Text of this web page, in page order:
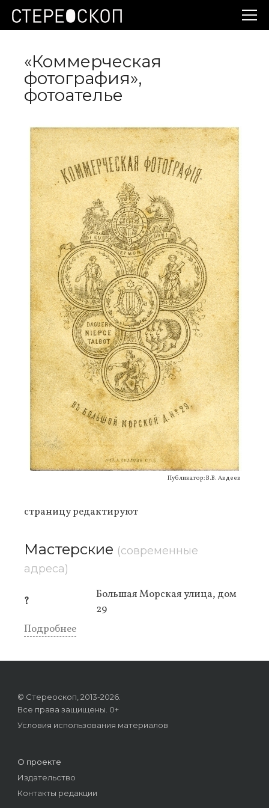
«Коммерческая
фотография»,
фотоателье
Публикатор: В.В. Авдеев
страницу редактируют
Мастерские (современные
адреса)
?
Большая Морская улица, дом
29
Подробнее
© Стереоскоп, 2013-2026.
Все права защищены. 0+
Условия использования материалов
О проекте
Издательство
Контакты редакции